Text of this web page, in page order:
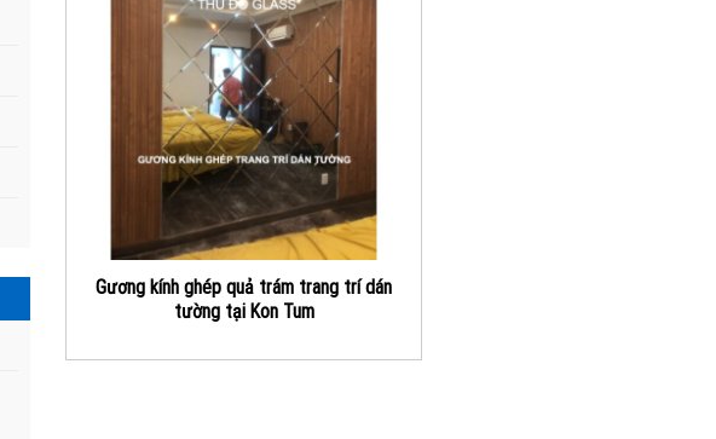
Gương kính ghép quả trám trang trí dán
tường tại Kon Tum